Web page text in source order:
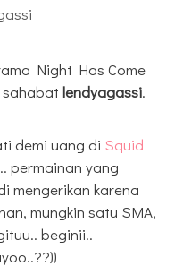
Night Has Come
sahabat lendyagassi.
demi uang di Squid
permainan yang
mengerikan karena
mungkin satu SMA,
beginii..